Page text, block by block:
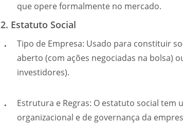
que opere formalmente no mercado.
2. Estatuto Social
Tipo de Empresa: Usado para constituir
aberto (com ações negociadas na bolsa)
investidores).
Estrutura e Regras: O estatuto social
organizacional e de governança da